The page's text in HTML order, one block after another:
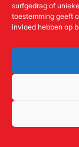
surfgedrag of
toestemming geeft
invloed hebben op
Meer over
Aanmelden
ANBI
Contact